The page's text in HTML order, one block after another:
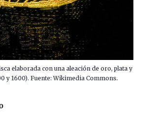
elaborada con una aleación de oro, plata y
y 1600). Fuente: Wikimedia Commons.